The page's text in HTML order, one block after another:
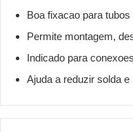
Boa fixacao para
Permite montagem,
Indicado para
Ajuda a reduzir solda